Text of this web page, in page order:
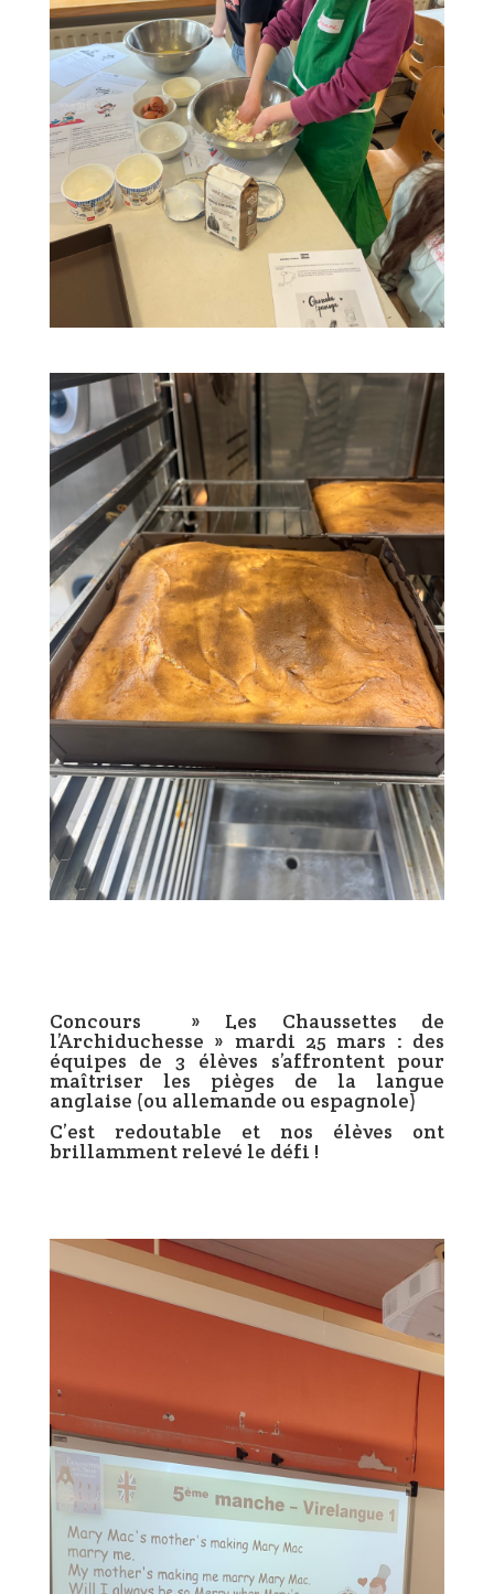
Concours » Les Chaussettes de
l’Archiduchesse » mardi 25 mars : des
équipes de 3 élèves s’affrontent pour
maîtriser les pièges de la langue
anglaise (ou allemande ou espagnole)
C’est redoutable et nos élèves ont
brillamment relevé le défi !